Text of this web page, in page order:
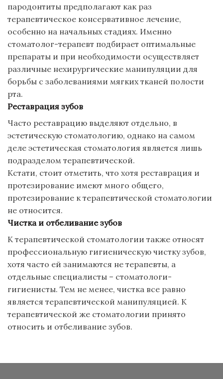
пародонтиты предполагают как раз
терапевтическое консервативное лечение,
особенно на начальных стадиях. Именно
стоматолог-терапевт подбирает оптимальные
препараты и при необходимости осуществляет
различные нехирургические манипуляции для
борьбы с заболеваниями мягких тканей полости
рта.
Реставрация зубов
Часто реставрацию выделяют отдельно, в
эстетическую стоматологию, однако на самом
деле эстетическая стоматология является лишь
подразделом терапевтической.
Кстати, стоит отметить, что хотя реставрация и
протезирование имеют много общего,
протезирование к терапевтической стоматологии
не относится.
Чистка и отбеливание зубов
К терапевтической стоматологии также относят
профессиональную гигиеническую чистку зубов,
хотя часто ей занимаются не терапевты, а
отдельные специалисты – стоматологи-
гигиенисты. Тем не менее, чистка все равно
является терапевтической манипуляцией. К
терапевтической же стоматологии принято
относить и отбеливание зубов.